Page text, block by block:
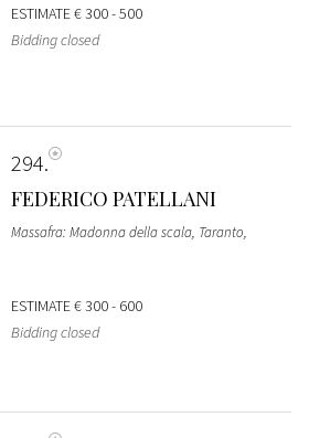
ESTIMATE€ 300 - 500
Bidding closed
294
FEDERICO PATELLANI
Massafra: Madonna della scala, Taranto,
ESTIMATE€ 300 - 600
Bidding closed